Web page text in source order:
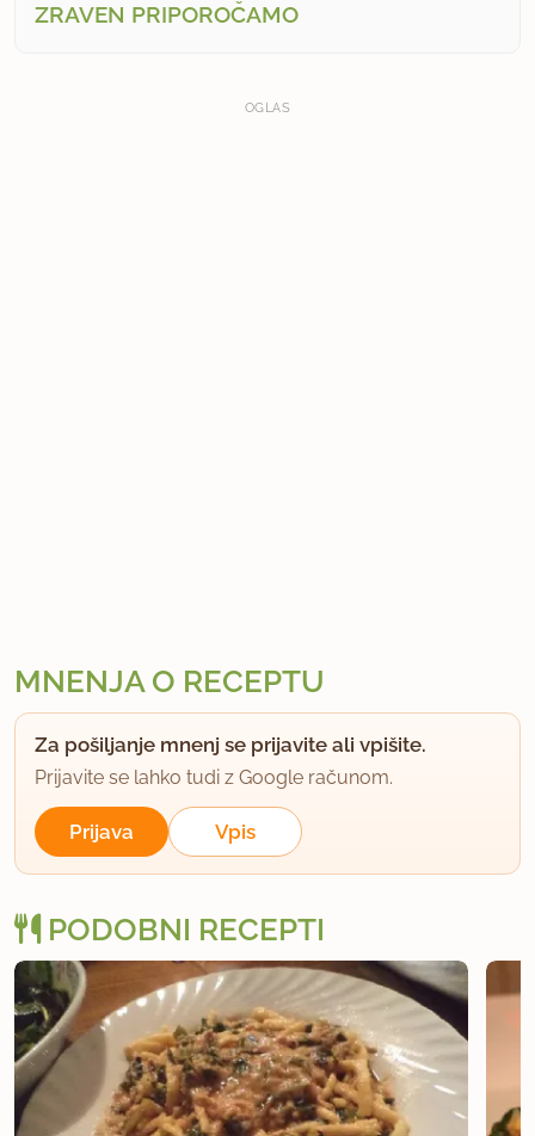
ZRAVEN PRIPOROČAMO
OGLAS
MNENJA O RECEPTU
Za pošiljanje mnenj se prijavite ali vpišite.
Prijavite se lahko tudi z Google računom.
Prijava Vpis
PODOBNI RECEPTI